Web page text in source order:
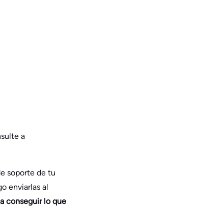
a
soporte de tu
enviarlas al
conseguir lo que